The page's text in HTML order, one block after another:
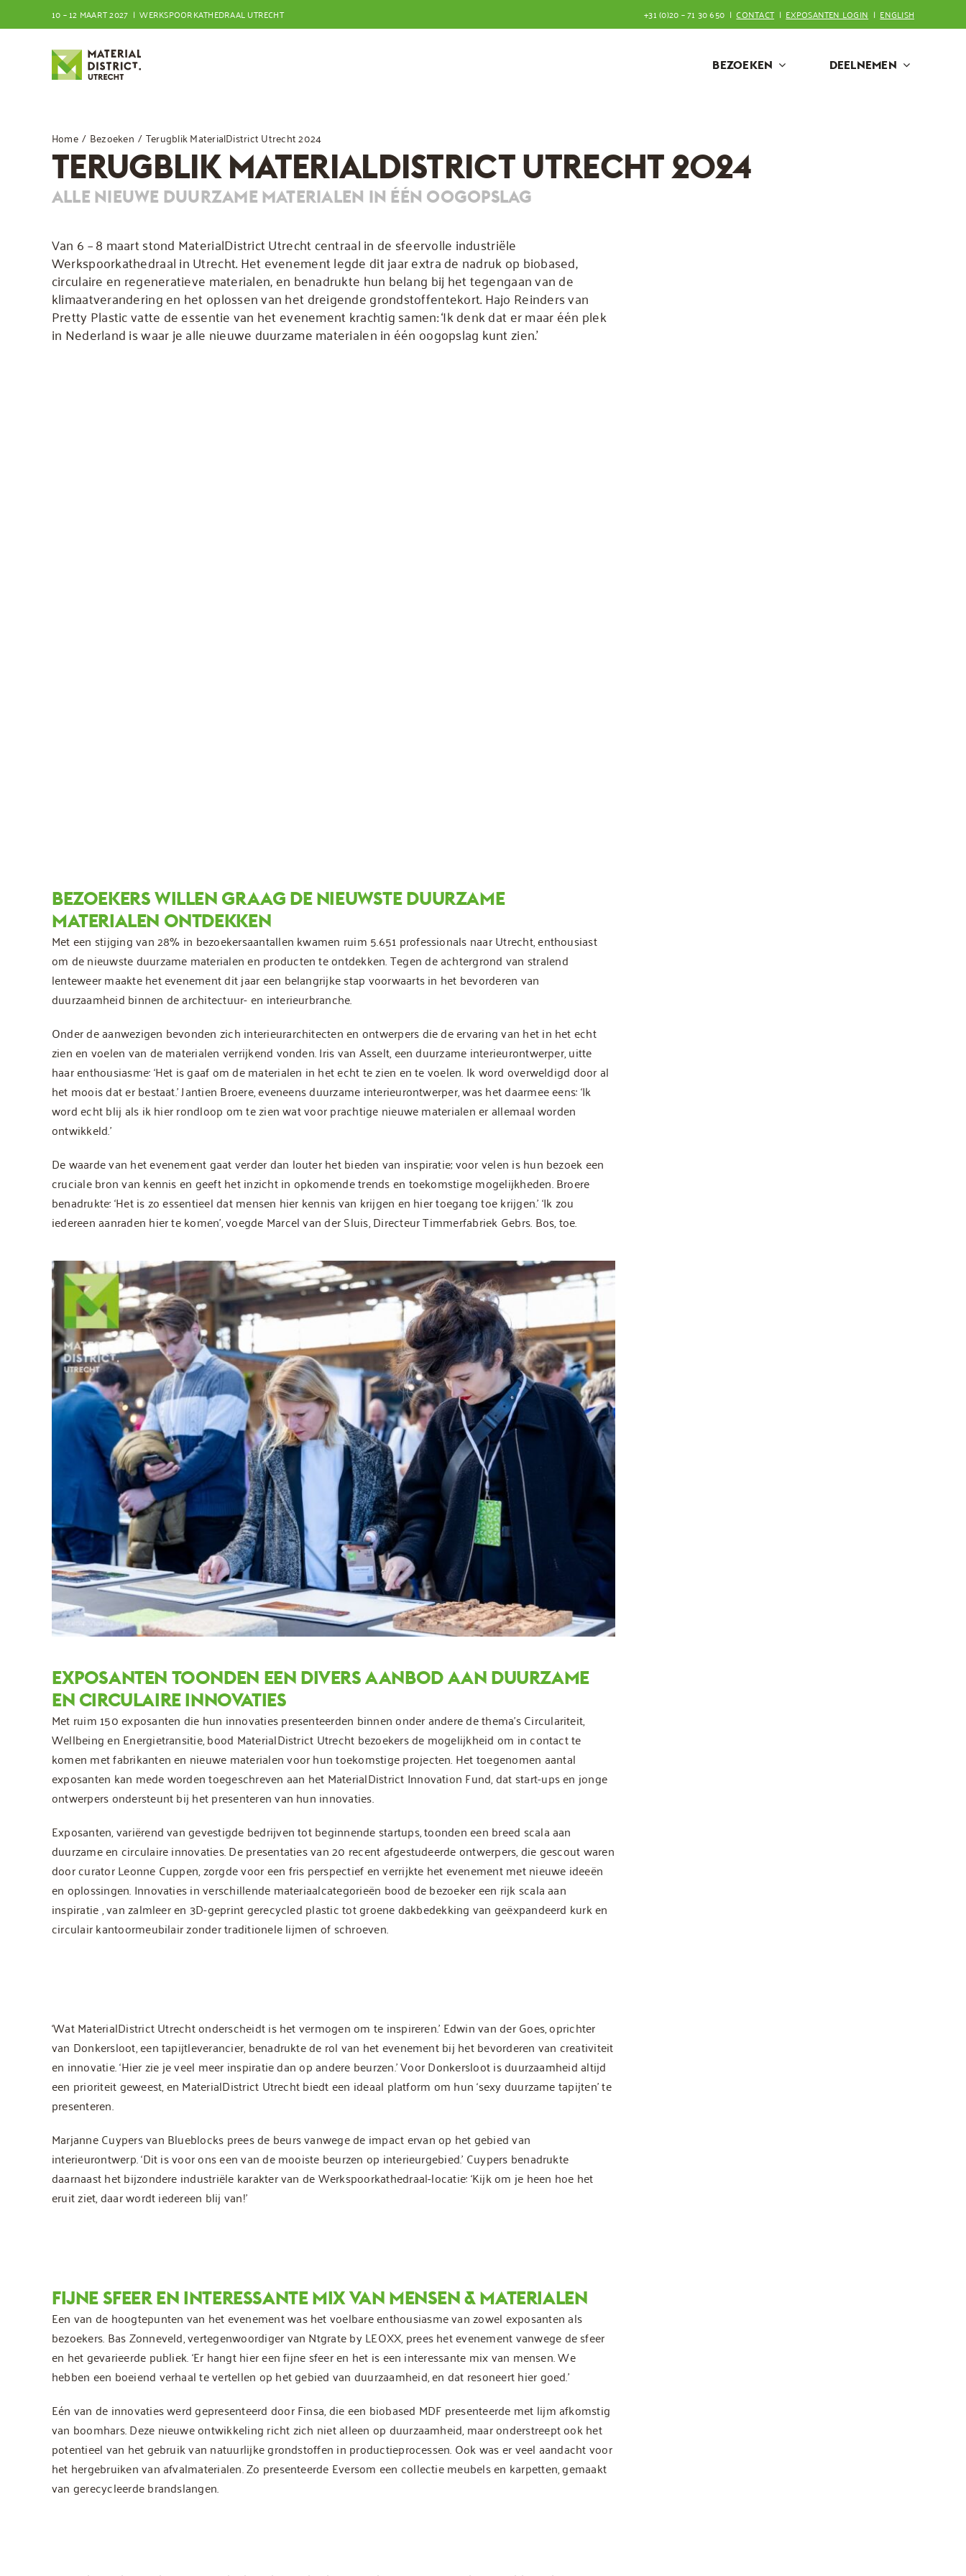
naar
10 – 12 MAART 2027 | WERKSPOORKATHEDRAAL UTRECHT +31 (0)20 – 71 30 650 | CONTACT| EXPOSANTEN LOGIN | ENGLISH
BEZOEKEN DEELNEMEN
Home Bezoeken Terugblik MaterialDistrict Utrecht 2024
TERUGBLIK MATERIALDISTRICT UTRECHT 2024
ALLE NIEUWE DUURZAME MATERIALEN IN ÉÉN OOGOPSLAG
Van 6 – 8 maart stond MaterialDistrict Utrecht centraal in de sfeervolle industriële
Werkspoorkathedraal in Utrecht. Het evenement legde dit jaar extra de nadruk op biobased,
circulaire en regeneratieve materialen, en benadrukte hun belang bij het tegengaan van de
klimaatverandering en het oplossen van het dreigende grondstoffentekort. Hajo Reinders van
Pretty Plastic vatte de essentie van het evenement krachtig samen: ‘Ik denk dat er maar één plek
in Nederland is waar je alle nieuwe duurzame materialen in één oogopslag kunt zien.’
BEZOEKERS WILLEN GRAAG DE NIEUWSTE DUURZAME
MATERIALEN ONTDEKKEN
Met een stijging van 28% in bezoekersaantallen kwamen ruim 5.651 professionals naar Utrecht, enthousiast
om de nieuwste duurzame materialen en producten te ontdekken. Tegen de achtergrond van stralend
lenteweer maakte het evenement dit jaar een belangrijke stap voorwaarts in het bevorderen van
duurzaamheid binnen de architectuur- en interieurbranche.
Onder de aanwezigen bevonden zich interieurarchitecten en ontwerpers die de ervaring van het in het echt
zien en voelen van de materialen verrijkend vonden. Iris van Asselt, een duurzame interieurontwerper, uitte
haar enthousiasme: ‘Het is gaaf om de materialen in het echt te zien en te voelen. Ik word overweldigd door al
het moois dat er bestaat.’ Jantien Broere, eveneens duurzame interieurontwerper, was het daarmee eens: ‘Ik
word echt blij als ik hier rondloop om te zien wat voor prachtige nieuwe materialen er allemaal worden
ontwikkeld.’
De waarde van het evenement gaat verder dan louter het bieden van inspiratie; voor velen is hun bezoek een
cruciale bron van kennis en geeft het inzicht in opkomende trends en toekomstige mogelijkheden. Broere
benadrukte: ‘Het is zo essentieel dat mensen hier kennis van krijgen en hier toegang toe krijgen.’ ‘Ik zou
iedereen aanraden hier te komen’, voegde Marcel van der Sluis, Directeur Timmerfabriek Gebrs. Bos, toe.
EXPOSANTEN TOONDEN EEN DIVERS AANBOD AAN DUURZAME
EN CIRCULAIRE INNOVATIES
Met ruim 150 exposanten die hun innovaties presenteerden binnen onder andere de thema’s Circulariteit,
Wellbeing en Energietransitie, bood MaterialDistrict Utrecht bezoekers de mogelijkheid om in contact te
komen met fabrikanten en nieuwe materialen voor hun toekomstige projecten. Het toegenomen aantal
exposanten kan mede worden toegeschreven aan het MaterialDistrict Innovation Fund, dat start-ups en jonge
ontwerpers ondersteunt bij het presenteren van hun innovaties.
Exposanten, variërend van gevestigde bedrijven tot beginnende startups, toonden een breed scala aan
duurzame en circulaire innovaties. De presentaties van 20 recent afgestudeerde ontwerpers, die gescout waren
door curator Leonne Cuppen, zorgde voor een fris perspectief en verrijkte het evenement met nieuwe ideeën
en oplossingen. Innovaties in verschillende materiaalcategorieën bood de bezoeker een rijk scala aan
inspiratie , van zalmleer en 3D-geprint gerecycled plastic tot groene dakbedekking van geëxpandeerd kurk en
circulair kantoormeubilair zonder traditionele lijmen of schroeven.
‘Wat MaterialDistrict Utrecht onderscheidt is het vermogen om te inspireren.’ Edwin van der Goes, oprichter
van Donkersloot, een tapijtleverancier, benadrukte de rol van het evenement bij het bevorderen van creativiteit
en innovatie. ‘Hier zie je veel meer inspiratie dan op andere beurzen.’ Voor Donkersloot is duurzaamheid altijd
een prioriteit geweest, en MaterialDistrict Utrecht biedt een ideaal platform om hun ‘sexy duurzame tapijten’ te
presenteren.
Marjanne Cuypers van Blueblocks prees de beurs vanwege de impact ervan op het gebied van
interieurontwerp. ‘Dit is voor ons een van de mooiste beurzen op interieurgebied.’ Cuypers benadrukte
daarnaast het bijzondere industriële karakter van de Werkspoorkathedraal-locatie: ‘Kijk om je heen hoe het
eruit ziet, daar wordt iedereen blij van!’
FIJNE SFEER EN INTERESSANTE MIX VAN MENSEN & MATERIALEN
Een van de hoogtepunten van het evenement was het voelbare enthousiasme van zowel exposanten als
bezoekers. Bas Zonneveld, vertegenwoordiger van Ntgrate by LEOXX, prees het evenement vanwege de sfeer
en het gevarieerde publiek. ‘Er hangt hier een fijne sfeer en het is een interessante mix van mensen. We
hebben een boeiend verhaal te vertellen op het gebied van duurzaamheid, en dat resoneert hier goed.’
Eén van de innovaties werd gepresenteerd door Finsa, die een biobased MDF presenteerde met lijm afkomstig
van boomhars. Deze nieuwe ontwikkeling richt zich niet alleen op duurzaamheid, maar onderstreept ook het
potentieel van het gebruik van natuurlijke grondstoffen in productieprocessen. Ook was er veel aandacht voor
het hergebruiken van afvalmaterialen. Zo presenteerde Eversom een collectie meubels en karpetten, gemaakt
van gerecycleerde brandslangen.